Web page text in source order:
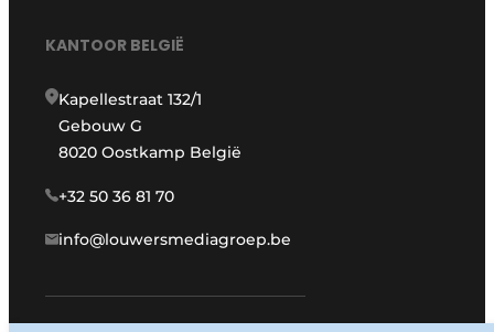
KANTOOR BELGIË
Kapellestraat 132/1
Gebouw G
8020 Oostkamp België
+32 50 36 81 70
info@louwersmediagroep.be